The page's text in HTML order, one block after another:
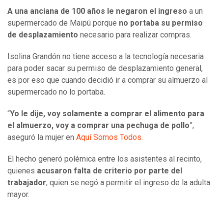
A una anciana de 100 años le negaron el ingreso a un
supermercado de Maipú porque no portaba su permiso
de desplazamiento necesario para realizar compras.
Isolina Grandón no tiene acceso a la tecnología necesaria
para poder sacar su permiso de desplazamiento general,
es por eso que cuando decidió ir a comprar su almuerzo al
supermercado no lo portaba.
“Yo le dije, voy solamente a comprar el alimento para
el almuerzo, voy a comprar una pechuga de pollo”,
aseguró la mujer en Aquí Somos Todos.
El hecho generó polémica entre los asistentes al recinto,
quienes acusaron falta de criterio por parte del
trabajador, quien se negó a permitir el ingreso de la adulta
mayor.